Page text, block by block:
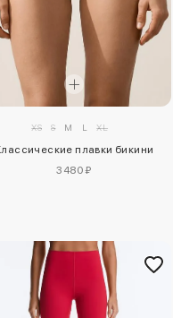
XS S M L XL
плавки бикини
3480 ₽